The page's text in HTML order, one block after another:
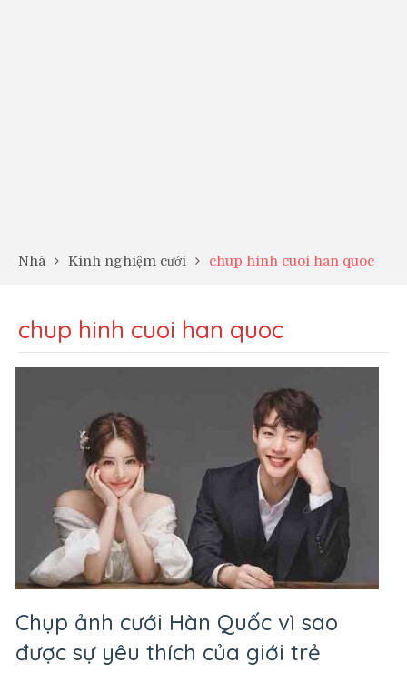
Nhà Kinh nghiệm cưới chup hinh cuoi han quoc
chup hinh cuoi han quoc
Chụp ảnh cưới Hàn Quốc vì sao
được sự yêu thích của giới trẻ